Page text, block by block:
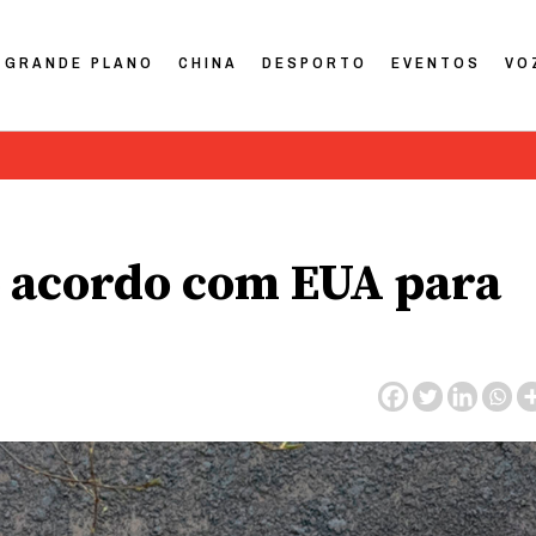
GRANDE PLANO CHINA DESPORTO EVENTOS
com EUA para